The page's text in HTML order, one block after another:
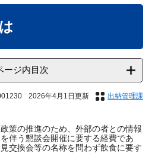
ージ内目次
2026年4月1日更新 出納管理課
策の推進のため、外部の者との情報
伴う懇談会開催に要する経費であ
交換会等の名称を問わず飲食に要す